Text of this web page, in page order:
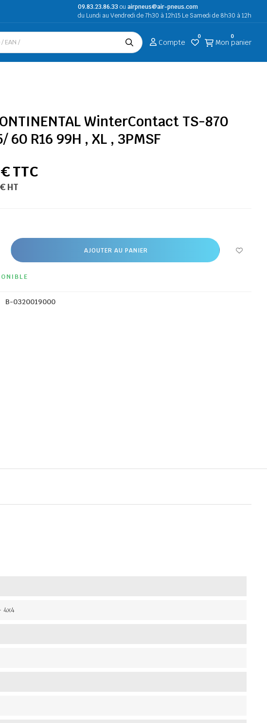
09.83.23.86.33ou airpneus@air-pneus.com
du Lundi au Vendredi de 7h30 à 12h15 Le Samedi de 8h30 à 12h
Compte
0
Mon panier
0
WinterContact TS-870
60 R16 99H , XL , 3PMSF
TTC
HT
AJOUTER AU PANIER
B-0320019000
4x4